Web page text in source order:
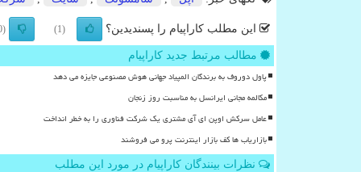
این مطلب کاراپیام را پسندیدین؟ (1)
(0)
مطالب مرتبط جدید کاراپیام
پاول دوروف به برندگان المپیاد جهانی هوش مصنوعی جایزه می دهد
مکالمه مجانی ایرانسل به مناسبت روز زنجان
عامل سرکش اوپن ای آی مشتری یک شرکت فناوری را به خطر انداخت
بازاریاب ها کف بازار اینترنت پرو می فروشند
نظرات بینندگان کاراپیام در مورد این مطلب